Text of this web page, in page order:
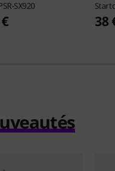
SX920
38